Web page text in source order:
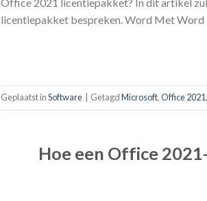
licentiepakket bespreken. Word Met
Geplaatst inSoftware GetagdMicrosoft,Office 2021
Hoe een Office